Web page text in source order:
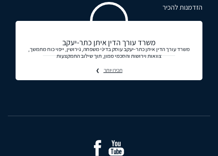
הזדמנות להכיר
משרד עורך הדין איתן כתר-יעקב
משרד עורך הדין איתן כתר-יעקב עוסק בדיני משפחה, גירושין, ייפוי כוח מתמשך,
צוואות וירושות והסכמי ממון, תוך שילוב התמקצעות
תכירו יותר